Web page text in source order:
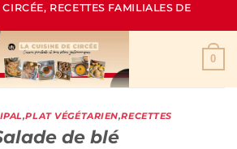
RECETTES FAMILIALES DE
0
,PLAT VÉGÉTARIEN,RECETTES
de blé